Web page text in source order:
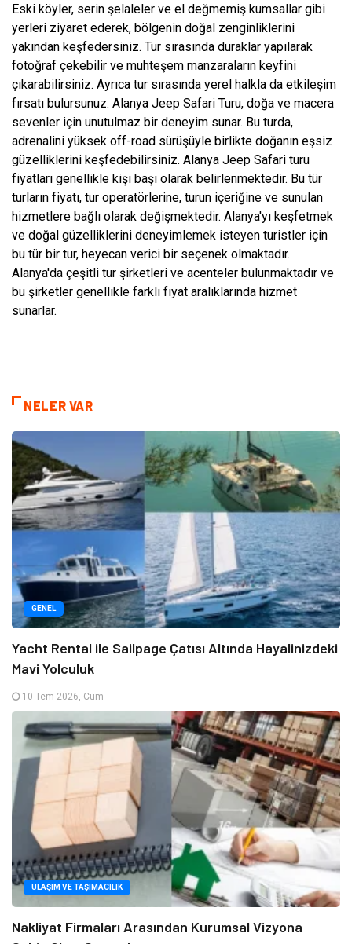
Eski köyler, serin şelaleler ve el değmemiş kumsallar gibi
yerleri ziyaret ederek, bölgenin doğal zenginliklerini
yakından keşfedersiniz. Tur sırasında duraklar yapılarak
fotoğraf çekebilir ve muhteşem manzaraların keyfini
çıkarabilirsiniz. Ayrıca tur sırasında yerel halkla da etkileşim
fırsatı bulursunuz. Alanya Jeep Safari Turu, doğa ve macera
sevenler için unutulmaz bir deneyim sunar. Bu turda,
adrenalini yüksek off-road sürüşüyle birlikte doğanın eşsiz
güzelliklerini keşfedebilirsiniz. Alanya Jeep Safari turu
fiyatları genellikle kişi başı olarak belirlenmektedir. Bu tür
turların fiyatı, tur operatörlerine, turun içeriğine ve sunulan
hizmetlere bağlı olarak değişmektedir. Alanya'yı keşfetmek
ve doğal güzelliklerini deneyimlemek isteyen turistler için
bu tür bir tur, heyecan verici bir seçenek olmaktadır.
Alanya'da çeşitli tur şirketleri ve acenteler bulunmaktadır ve
bu şirketler genellikle farklı fiyat aralıklarında hizmet
sunarlar.
NELER VAR
GENEL
Yacht Rental ile Sailpage Çatısı Altında Hayalinizdeki
Mavi Yolculuk
10 Tem 2026, Cum
ULAŞIM VE TAŞIMACILIK
Nakliyat Firmaları Arasından Kurumsal Vizyona